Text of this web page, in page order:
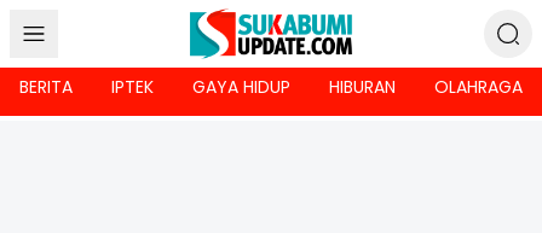
BERITA IPTEK GAYA HIDUP HIBURAN OLAHRAGA